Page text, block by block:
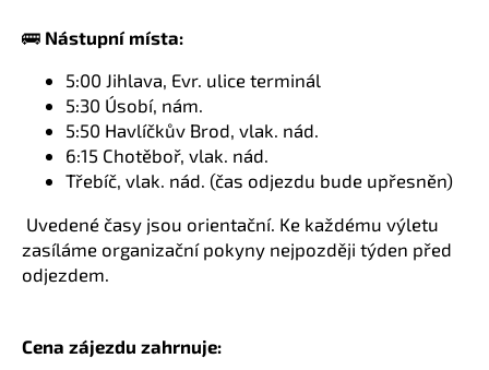
🚌 Nástupní místa:
5:00 Jihlava, Evr. ulice terminál
5:30 Úsobí, nám.
5:50 Havlíčkův Brod, vlak. nád.
6:15 Chotěboř, vlak. nád.
Třebíč, vlak. nád. (čas odjezdu bude upřesněn)
Uvedené časy jsou orientační. Ke každému výletu
zasíláme organizační pokyny nejpozději týden před
odjezdem.
Cena zájezdu zahrnuje: